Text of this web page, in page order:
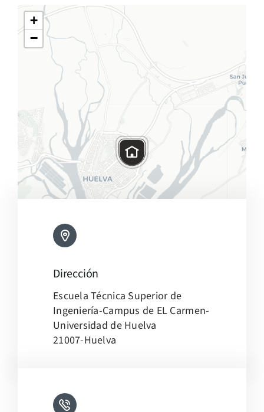
+
−
OpenStreetMap, under ODbL.
Dirección
Escuela Técnica Superior de
Ingeniería-Campus de EL Carmen-
Universidad de Huelva
21007-Huelva